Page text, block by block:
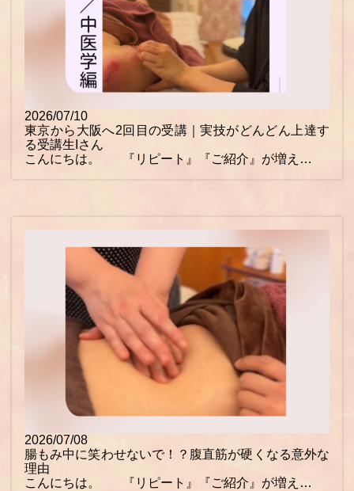
2026/07/10
東京から大阪へ2回目の受講｜実技がどんどん上達す
る受講生Iさん
こんにちは。 『リピート』『ご紹介』が増え…
2026/07/08
腸もみ中に笑わせないで！？腹直筋が硬くなる意外な
理由
こんにちは。 『リピート』『ご紹介』が増え…